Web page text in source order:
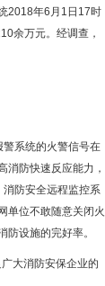
2018年6月1日17时
余万元。经调查，
系统的火警信号在
消防快速反应能力，
防安全远程监控系
单位不敢随意关闭火
设施的完好率。
大消防安保企业的